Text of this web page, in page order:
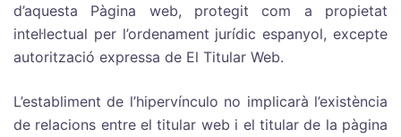
d’aquesta Pàgina web, protegit com a propietat
intel·lectual per l’ordenament jurídic espanyol, excepte
autorització expressa de El Titular Web.
L’establiment de l’hipervínculo no implicarà l’existència
de relacions entre el titular web i el titular de la pàgina